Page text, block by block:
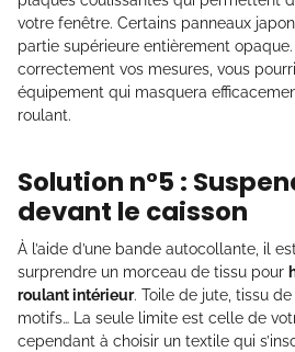
votre fenêtre. Certains panneaux
partie supérieure entièrement
correctement vos mesures, vous
équipement qui masquera
roulant.
Solution n°5 :
devant le caisson
À l’aide d’une bande autocollante, il
surprendre un morceau de tissu pour
roulant intérieur. Toile de jute, tissu
motifs… La seule limite est celle de
cependant à choisir un textile qui